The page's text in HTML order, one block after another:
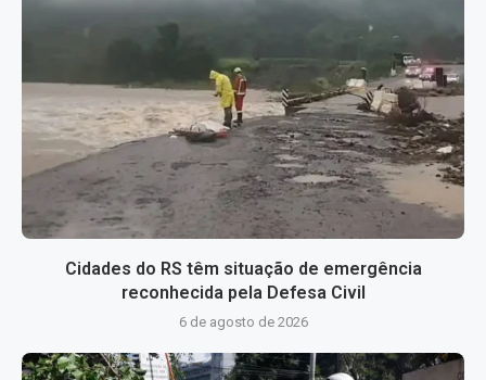
Cidades do RS têm situação de emergência
reconhecida pela Defesa Civil
6 de agosto de 2026